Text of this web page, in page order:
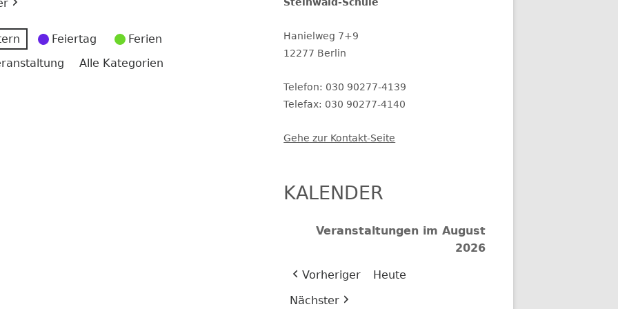
THERAPEUTINNENERGÄNZENDE BETREUUNG
Feiertag
Ferien
Alle Kategorien
Hanielweg 7+9
12277 Berlin
Telefon: 030 90277-4139
Telefax: 030 90277-4140
Gehe zur Kontakt-Seite
KALENDER
Veranstaltungen im August
2026
Vorheriger
Heute
Nächster